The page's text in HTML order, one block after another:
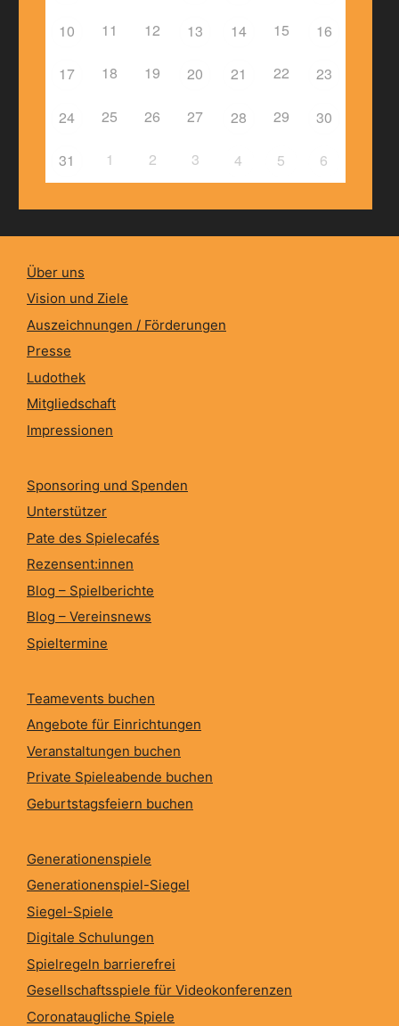
10 11 12 13 14 15 16
17 18 19 20 21 22 23
24 25 26 27 28 29 30
31 1 2 3 4 5 6
Über uns
Vision und Ziele
Auszeichnungen / Förderungen
Presse
Ludothek
Mitgliedschaft
Impressionen
Sponsoring und Spenden
Unterstützer
Pate des Spielecafés
Rezensent:innen
Blog – Spielberichte
Blog – Vereinsnews
Spieltermine
Teamevents buchen
Angebote für Einrichtungen
Veranstaltungen buchen
Private Spieleabende buchen
Geburtstagsfeiern buchen
Generationenspiele
Generationenspiel-Siegel
Siegel-Spiele
Digitale Schulungen
Spielregeln barrierefrei
Gesellschaftsspiele für Videokonferenzen
Coronataugliche Spiele